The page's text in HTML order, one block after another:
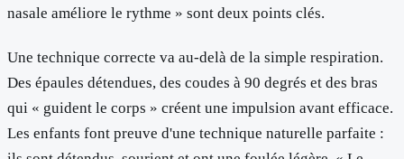
nasale améliore le rythme » sont deux points clés.
Une technique correcte va au-delà de la simple respiration.
Des épaules détendues, des coudes à 90 degrés et des bras
qui « guident le corps » créent une impulsion avant efficace.
Les enfants font preuve d'une technique naturelle parfaite :